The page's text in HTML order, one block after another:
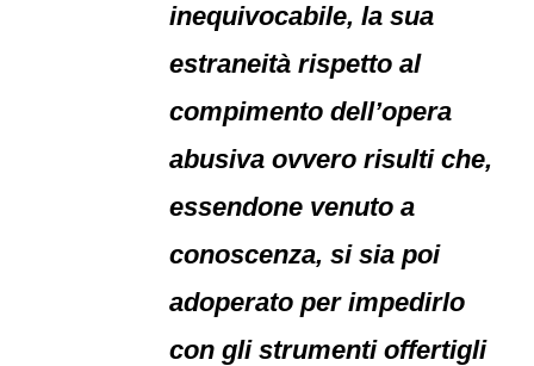
inequivocabile, la sua
estraneità rispetto al
compimento dell’opera
abusiva ovvero risulti che,
essendone venuto a
conoscenza, si sia poi
adoperato per impedirlo
con gli strumenti offertigli